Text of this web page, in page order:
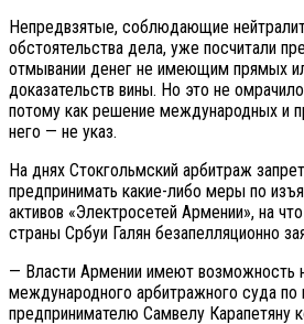
Непредвзятые, соблюдающие
обстоятельства дела, уже посчитали
отмывании денег не имеющим прямых
доказательств вины. Но это не
потому как решение международных и
него — не указ.
На днях Стокгольмский арбитраж
предпринимать какие-либо меры по
активов «Электросетей Армении», на
страны Србуи Галян безапелляционно
— Власти Армении имеют возможность
международного арбитражного суда
предпринимателю Самвелу Карапетяну